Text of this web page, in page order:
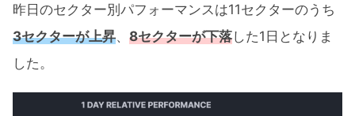
昨日のセクター別パフォーマンスは11セクターのうち
3セクターが上昇、 8セクターが下落した1日となりま
した。